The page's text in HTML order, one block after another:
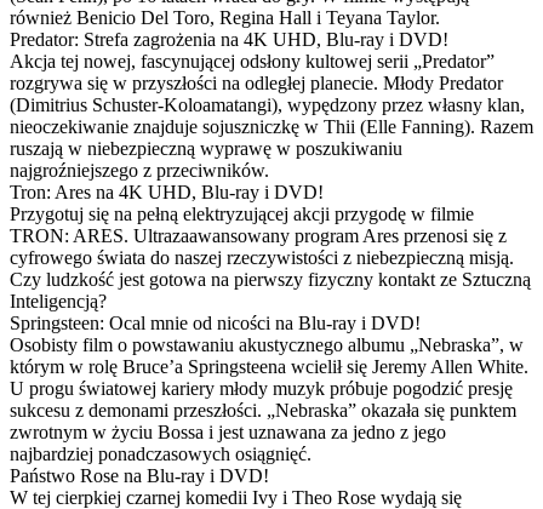
również Benicio Del Toro, Regina Hall i Teyana Taylor.
Predator: Strefa zagrożenia na 4K UHD, Blu-ray i DVD!
Akcja tej nowej, fascynującej odsłony kultowej serii „Predator”
rozgrywa się w przyszłości na odległej planecie. Młody Predator
(Dimitrius Schuster-Koloamatangi), wypędzony przez własny klan,
nieoczekiwanie znajduje sojuszniczkę w Thii (Elle Fanning). Razem
ruszają w niebezpieczną wyprawę w poszukiwaniu
najgroźniejszego z przeciwników.
Tron: Ares na 4K UHD, Blu-ray i DVD!
Przygotuj się na pełną elektryzującej akcji przygodę w filmie
TRON: ARES. Ultrazaawansowany program Ares przenosi się z
cyfrowego świata do naszej rzeczywistości z niebezpieczną misją.
Czy ludzkość jest gotowa na pierwszy fizyczny kontakt ze Sztuczną
Inteligencją?
Springsteen: Ocal mnie od nicości na Blu-ray i DVD!
Osobisty film o powstawaniu akustycznego albumu „Nebraska”, w
którym w rolę Bruce’a Springsteena wcielił się Jeremy Allen White.
U progu światowej kariery młody muzyk próbuje pogodzić presję
sukcesu z demonami przeszłości. „Nebraska” okazała się punktem
zwrotnym w życiu Bossa i jest uznawana za jedno z jego
najbardziej ponadczasowych osiągnięć.
Państwo Rose na Blu-ray i DVD!
W tej cierpkiej czarnej komedii Ivy i Theo Rose wydają się